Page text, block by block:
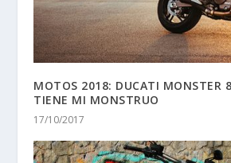
MOTOS 2018: DUCATI MONSTER
TIENE MI MONSTRUO
17/10/2017